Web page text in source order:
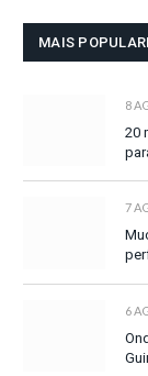
MAIS
8
20
7
6